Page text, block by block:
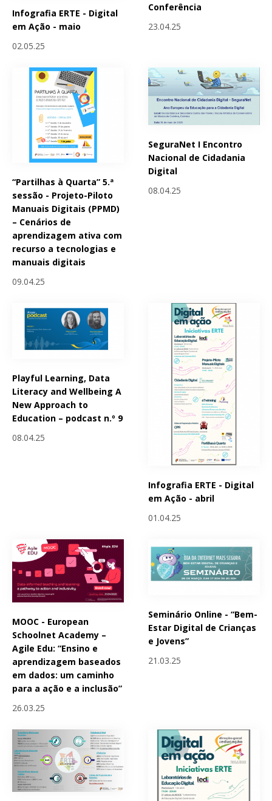
Infografia ERTE - Digital
em Ação - maio
02.05.25
Conferência
23.04.25
“Partilhas à Quarta” 5.ª
sessão - Projeto-Piloto
Manuais Digitais (PPMD)
– Cenários de
aprendizagem ativa com
recurso a tecnologias e
manuais digitais
09.04.25
SeguraNet I Encontro
Nacional de Cidadania
Digital
08.04.25
Playful Learning, Data
Literacy and Wellbeing A
New Approach to
Education – podcast n.º 9
08.04.25
Infografia ERTE - Digital
em Ação - abril
01.04.25
MOOC - European
Schoolnet Academy –
Agile Edu: “Ensino e
aprendizagem baseados
em dados: um caminho
para a ação e a inclusão”
26.03.25
Seminário Online - “Bem-
Estar Digital de Crianças
e Jovens”
21.03.25